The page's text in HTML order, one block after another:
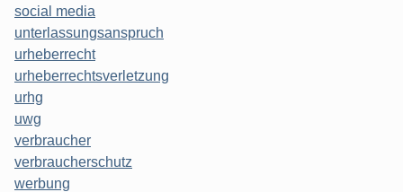
social media
unterlassungsanspruch
urheberrecht
urheberrechtsverletzung
urhg
uwg
verbraucher
verbraucherschutz
werbung